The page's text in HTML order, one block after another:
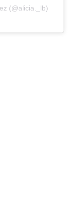
(@alicia._lb)